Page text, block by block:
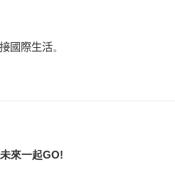
國際生活。
來一起GO!